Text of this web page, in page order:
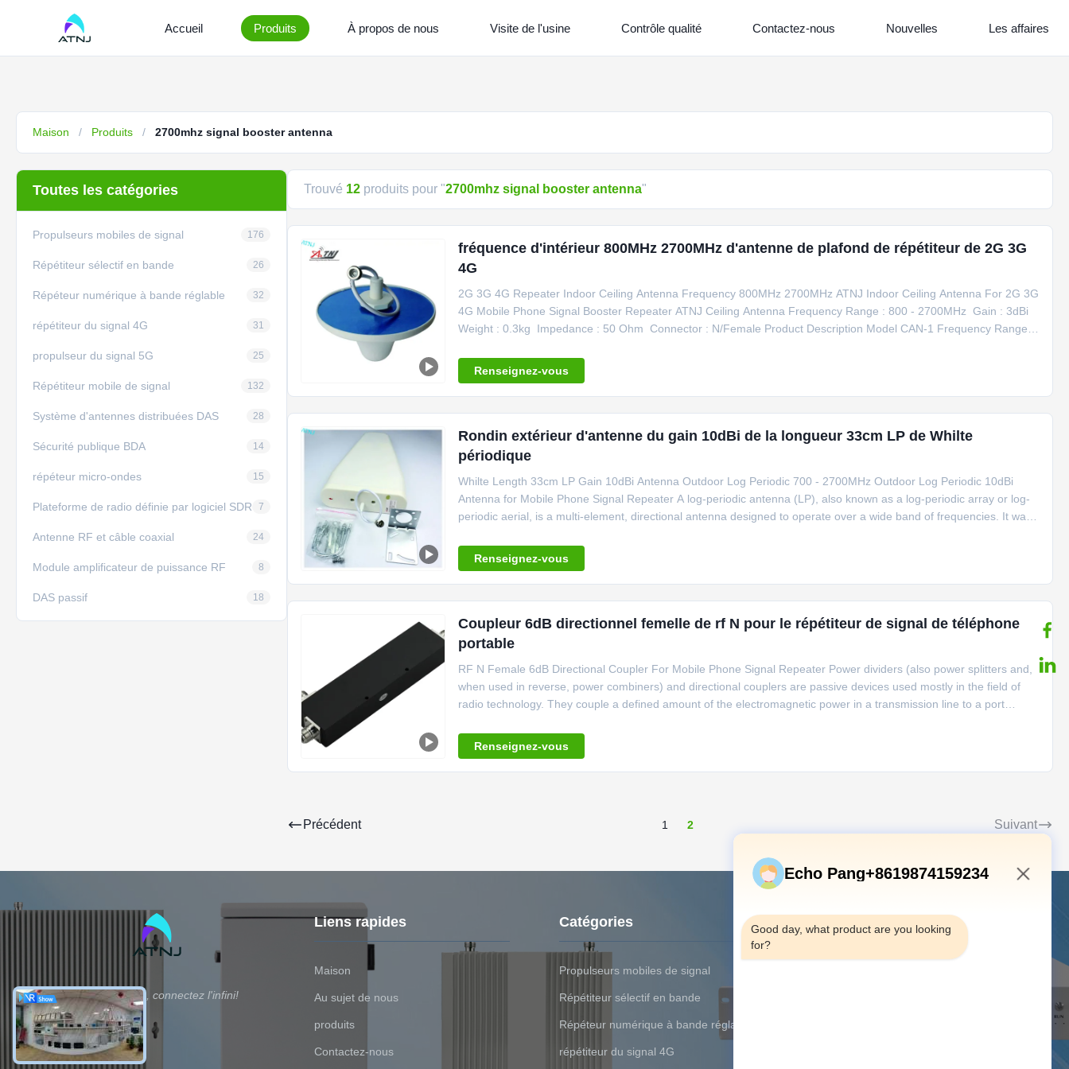
Accueil Produits À propos de nous Visite de l'usine Contrôle qualité Contactez-nous Nouvelles Les affaires
Maison / Produits / 2700mhz signal booster antenna
Toutes les catégories
Propulseurs mobiles de signal 176
Répétiteur sélectif en bande 26
Répéteur numérique à bande réglable 32
répétiteur du signal 4G 31
propulseur du signal 5G 25
Répétiteur mobile de signal 132
Système d'antennes distribuées DAS 28
Sécurité publique BDA 14
répéteur micro-ondes 15
Plateforme de radio définie par logiciel SDR 7
Antenne RF et câble coaxial 24
Module amplificateur de puissance RF 8
DAS passif 18
Trouvé 12 produits pour "2700mhz signal booster antenna"
fréquence d'intérieur 800MHz 2700MHz d'antenne de plafond de répétiteur de 2G 3G
4G
2G 3G 4G Repeater Indoor Ceiling Antenna Frequency 800MHz 2700MHz ATNJ Indoor Ceiling Antenna For 2G 3G
4G Mobile Phone Signal Booster Repeater ATNJ Ceiling Antenna Frequency Range : 800 - 2700MHz ​ Gain : 3dBi ​
Weight : 0.3kg ​ Impedance : 50 Ohm ​ Connector : N/Female Product Description Model CAN-1 Frequency Range
65º Intermodulation < - 107 dbm Input Impedance
Renseignez-vous
Rondin extérieur d'antenne du gain 10dBi de la longueur 33cm LP de Whilte
périodique
Whilte Length 33cm LP Gain 10dBi Antenna Outdoor Log Periodic 700 - 2700MHz Outdoor Log Periodic 10dBi
Antenna for Mobile Phone Signal Repeater A log-periodic antenna (LP), also known as a log-periodic array or log-
periodic aerial, is a multi-element, directional antenna designed to operate over a wide band of frequencies. It was
or LPDA, The LPDA consists of a
Renseignez-vous
Coupleur 6dB directionnel femelle de rf N pour le répétiteur de signal de téléphone
portable
RF N Female 6dB Directional Coupler For Mobile Phone Signal Repeater Power dividers (also power splitters and,
when used in reverse, power combiners) and directional couplers are passive devices used mostly in the field of
radio technology. They couple a defined amount of the electromagnetic power in a transmission line to a port
power flowing in one
Renseignez-vous
Précédent 1 2 Suivant
Dirigez la pièce, connectez l'infini!
Liens rapides
Maison
Au sujet de nous
produits
Contactez-nous
Catégories
Propulseurs mobiles de signal
Répétiteur sélectif en bande
Répéteur numérique à bande réglable
répétiteur du signal 4G
Contactez-nous
Echo Pang+8619874159234
Good day, what product are you looking
for?